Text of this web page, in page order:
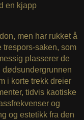
en kjapp
men har rukket å
trespors-saken, som
plasserer de
i korte trekk dreier
tidvis kaotiske
og
og estetikk fra den